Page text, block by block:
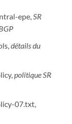
epe,SR
détails du
politique SR
07.txt,